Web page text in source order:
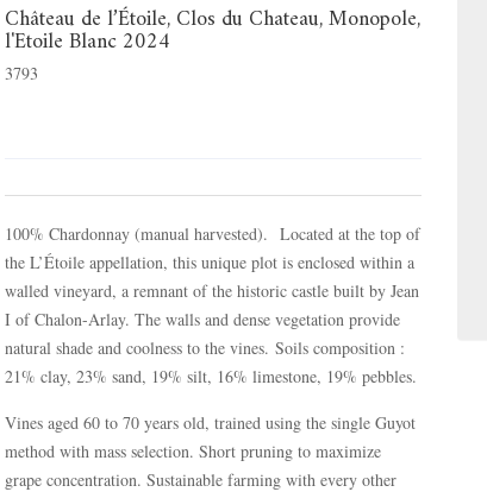
Château de l’Étoile, Clos du Chateau, Monopole,
l'Etoile Blanc 2024
3793
100% Chardonnay (manual harvested). Located at the top of
the L’Étoile appellation, this unique plot is enclosed within a
walled vineyard, a remnant of the historic castle built by Jean
I of Chalon-Arlay. The walls and dense vegetation provide
natural shade and coolness to the vines. Soils composition :
21% clay, 23% sand, 19% silt, 16% limestone, 19% pebbles.
Vines aged 60 to 70 years old, trained using the single Guyot
method with mass selection. Short pruning to maximize
grape concentration. Sustainable farming with every other